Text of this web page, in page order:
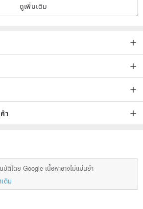
pearls will vary slightly, and there will
example of the owner's 15cm wrist size.
cord items) can be adjusted for free.
when ordering. If no special note is
in its original size.
will have different textures and
in crystals, such as ice cracks, impurities,
are cracks and small facets or mineral
which are all normal phenomena.
each piece and will not use crystals
ดูเพิ่มเติม
า
มัติโดย Google เนื้อหาอาจไม่แม่นยำ
ดิม